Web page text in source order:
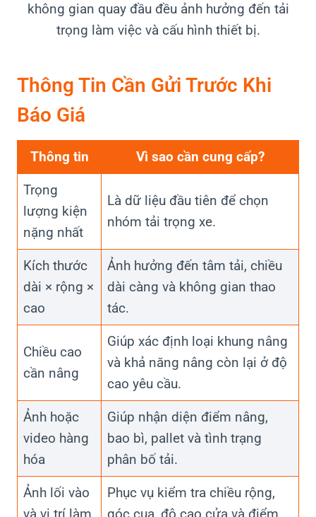
không gian quay đầu đều ảnh hưởng đến tải
trọng làm việc và cấu hình thiết bị.
Thông Tin Cần Gửi Trước Khi
Báo Giá
Thông tin Vì sao cần cung cấp?
Trọng
lượng kiện
nặng nhất
Là dữ liệu đầu tiên để chọn
nhóm tải trọng xe.
Kích thước
dài × rộng ×
cao
Ảnh hưởng đến tâm tải, chiều
dài càng và không gian thao
tác.
Chiều cao
cần nâng
Giúp xác định loại khung nâng
và khả năng nâng còn lại ở độ
cao yêu cầu.
Ảnh hoặc
video hàng
hóa
Giúp nhận diện điểm nâng,
bao bì, pallet và tình trạng
phân bố tải.
Ảnh lối vào
Phục vụ kiểm tra chiều rộng,